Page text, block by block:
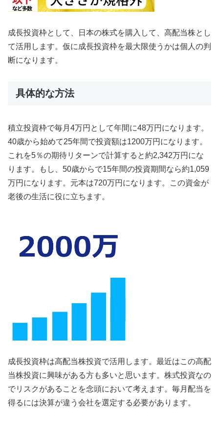
成長投資枠として、日本の株式を購入して、高配当株とし
て活用します。仮に成長投資枠を最大限使うかは個人の判
断になります。
具体的な方法
積立投資枠で毎月4万円として年間に48万円になります。
40歳から始めて25年間で投資額は1200万円になります。
これを5％の期待リターンで計算すると約2,342万円にな
ります。もし、50歳からで15年間の投資期間なら約1,059
万円になります。元本は720万円になります。この資金が
老後の生活に役に立ちます。
成長投資枠は高配当株投資で活用します。最近はこの高配
当株投資に興味がある方も多いと思います。株式投資なの
でリスクがあることを念頭において考えます。毎月配当を
得るには決算が違う会社を選定する必要があります。